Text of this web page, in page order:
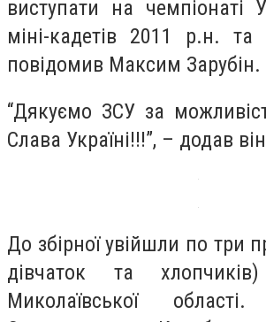
виступати на чемпіонаті
міні-кадетів 2011 р.н.
повідомив Максим Зарубін.
“Дякуємо ЗСУ за
Слава Україні!!!”, – додав
До збірної увійшли по три
дівчаток та
Миколаївської